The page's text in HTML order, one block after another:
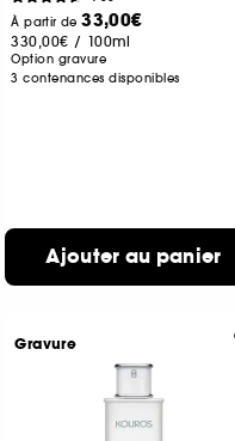
À partir de33,00€
330,00€ / 100ml
Option gravure
3 contenances disponibles
Ajouter au panier
Gravure